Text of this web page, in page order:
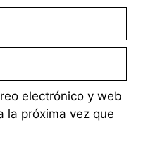
electrónico y web
la próxima vez que